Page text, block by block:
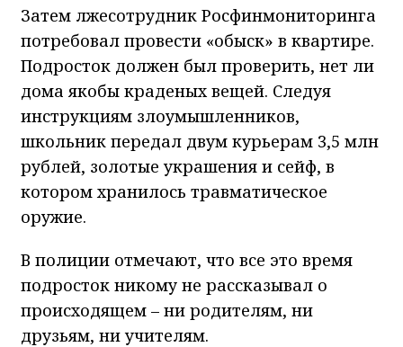
Затем лжесотрудник Росфинмониторинга
потребовал провести «обыск» в квартире.
Подросток должен был проверить, нет ли
дома якобы краденых вещей. Следуя
инструкциям злоумышленников,
школьник передал двум курьерам 3,5 млн
рублей, золотые украшения и сейф, в
котором хранилось травматическое
оружие.
В полиции отмечают, что все это время
подросток никому не рассказывал о
происходящем – ни родителям, ни
друзьям, ни учителям.